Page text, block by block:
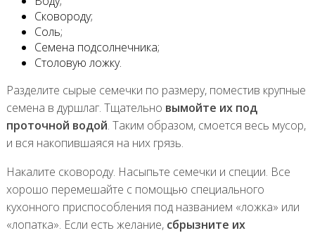
Сковороду;
Соль;
Семена подсолнечника;
Столовую ложку.
Разделите сырые семечки по размеру, поместив крупные
семена в дуршлаг. Тщательно вымойте их под
проточной водой. Таким образом, смоется весь мусор,
и вся накопившаяся на них грязь.
Накалите сковороду. Насыпьте семечки и специи. Все
хорошо перемешайте с помощью специального
кухонного приспособления под названием «ложка» или
«лопатка». Если есть желание, сбрызните их